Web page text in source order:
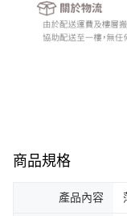
商品規格
產品內容